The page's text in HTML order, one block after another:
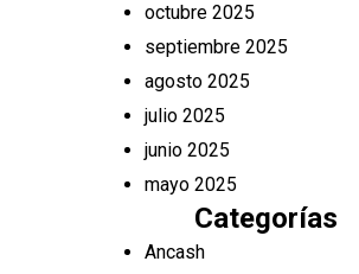
octubre 2025
septiembre 2025
agosto 2025
julio 2025
junio 2025
mayo 2025
Categorías
Ancash